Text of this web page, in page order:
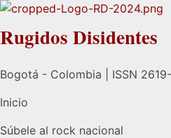
Rugidos Disidentes
Bogotá - Colombia | ISSN
Inicio
Súbele al rock nacional